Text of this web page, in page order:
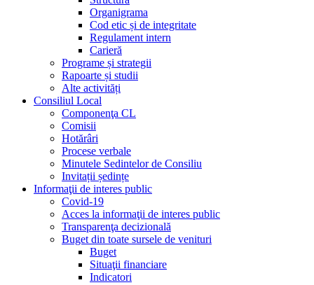
Organigrama
Cod etic și de integritate
Regulament intern
Carieră
Programe și strategii
Rapoarte și studii
Alte activități
Consiliul Local
Componenţa CL
Comisii
Hotărâri
Procese verbale
Minutele Sedintelor de Consiliu
Invitații ședințe
Informaţii de interes public
Covid-19
Acces la informaţii de interes public
Transparenţa decizională
Buget din toate sursele de venituri
Buget
Situaţii financiare
Indicatori